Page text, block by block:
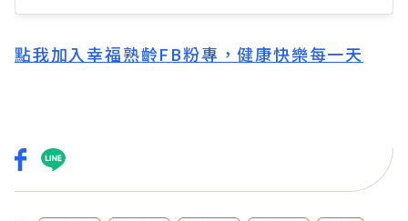
點我加入幸福熟齡FB粉專，健康快樂每一天